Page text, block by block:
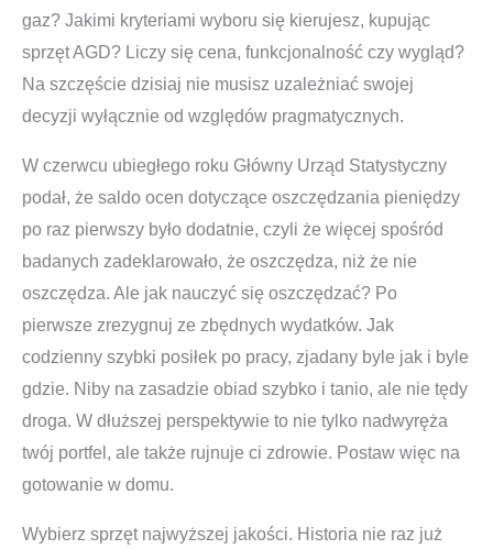
gaz? Jakimi kryteriami wyboru się kierujesz, kupując
sprzęt AGD? Liczy się cena, funkcjonalność czy wygląd?
Na szczęście dzisiaj nie musisz uzależniać swojej
decyzji wyłącznie od względów pragmatycznych.
W czerwcu ubiegłego roku Główny Urząd Statystyczny
podał, że saldo ocen dotyczące oszczędzania pieniędzy
po raz pierwszy było dodatnie, czyli że więcej spośród
badanych zadeklarowało, że oszczędza, niż że nie
oszczędza. Ale jak nauczyć się oszczędzać? Po
pierwsze zrezygnuj ze zbędnych wydatków. Jak
codzienny szybki posiłek po pracy, zjadany byle jak i byle
gdzie. Niby na zasadzie obiad szybko i tanio, ale nie tędy
droga. W dłuższej perspektywie to nie tylko nadwyręża
twój portfel, ale także rujnuje ci zdrowie. Postaw więc na
gotowanie w domu.
Wybierz sprzęt najwyższej jakości. Historia nie raz już